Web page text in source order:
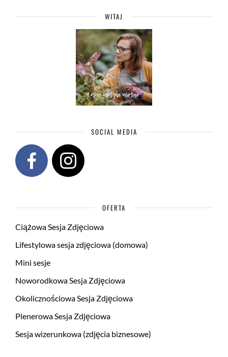
WITAJ
SOCIAL MEDIA
OFERTA
Ciążowa Sesja Zdjęciowa
Lifestylowa sesja zdjęciowa (domowa)
Mini sesje
Noworodkowa Sesja Zdjęciowa
Okolicznościowa Sesja Zdjęciowa
Plenerowa Sesja Zdjęciowa
Sesja wizerunkowa (zdjęcia biznesowe)